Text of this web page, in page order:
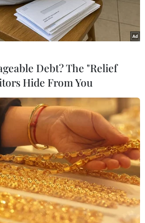
(Ảnh minh họa: AFP/TTXVN)
phối hợp quy mô lớn, cơ quan
Bỉ vừa triệt phá thành công
tiêu thụ số lượng lớn
đồng hồ và trang sức có
Debt? The "Relief
Hide From You